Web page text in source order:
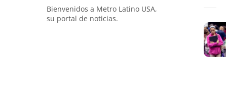
Bienvenidos a Metro Latino USA,
su portal de noticias.